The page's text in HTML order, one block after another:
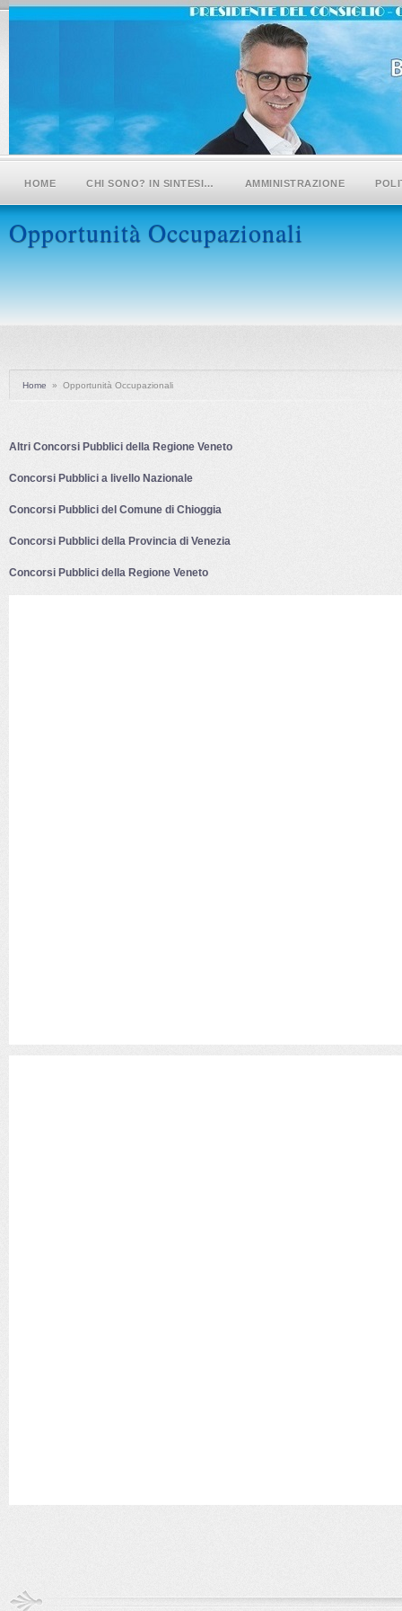
HOME CHI SONO? IN SINTESI… AMMINISTRAZIONE
Opportunità Occupazionali
Home » Opportunità Occupazionali
Altri Concorsi Pubblici della Regione Veneto
Concorsi Pubblici a livello Nazionale
Concorsi Pubblici del Comune di Chioggia
Concorsi Pubblici della Provincia di Venezia
Concorsi Pubblici della Regione Veneto